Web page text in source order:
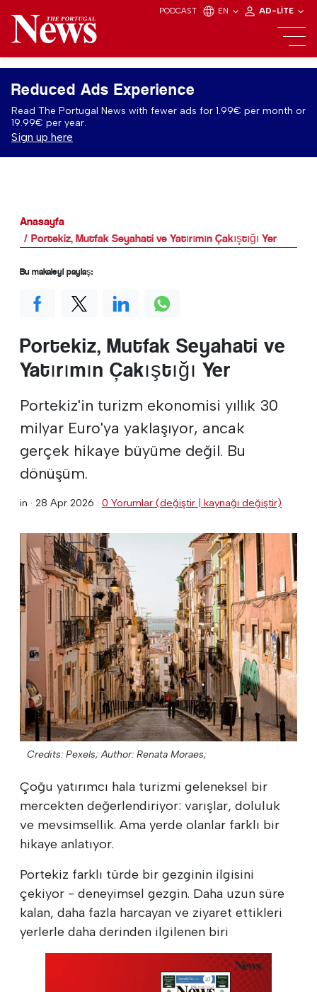
PODCAST EN AD-LITE
Reduced Ads Experience
Read The Portugal News with fewer ads for 1.99€ per month or
19.99€ per year.
Sign up here
Anasayfa
Portekiz, Mutfak Seyahati ve Yatırımın Çakıştığı Yer
Portekiz, Mutfak Seyahati ve
Yatırımın Çakıştığı Yer
Portekiz'in turizm ekonomisi yıllık 30
milyar Euro'ya yaklaşıyor, ancak
gerçek hikaye büyüme değil. Bu
dönüşüm.
in · 28 Apr 2026 · 0 Yorumlar (değiştir | kaynağı değiştir)
Credits: Pexels; Author: Renata Moraes;
Çoğu yatırımcı hala turizmi geleneksel bir
mercekten değerlendiriyor: varışlar, doluluk
ve mevsimsellik. Ama yerde olanlar farklı bir
hikaye anlatıyor.
Portekiz farklı türde bir gezginin ilgisini
çekiyor - deneyimsel gezgin. Daha uzun süre
kalan, daha fazla harcayan ve ziyaret ettikleri
yerlerle daha derinden ilgilenen biri
Bu makaleyi paylaş: